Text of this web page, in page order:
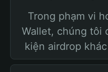
Trong phạm vi
Wallet, chúng tôi
kiện airdrop